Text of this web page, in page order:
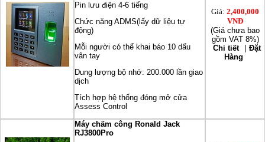
Pin lưu điện 4-6 tiếng
Chức năng ADMS(lấy dữ liệu tự
động)
Mỗi người có thể khai báo 10 dấu
vân tay
Dung lượng bộ nhớ: 200.000 lần giao
dịch
Tích hợp hệ thống đóng mở cửa
Assess Control
Giá: 2,400,000
VNĐ
(Giá chưa bao
gồm VAT 8%)
Chi tiết
Đặt
Hàng
Máy chấm công Ronald Jack
RJ3800Pro